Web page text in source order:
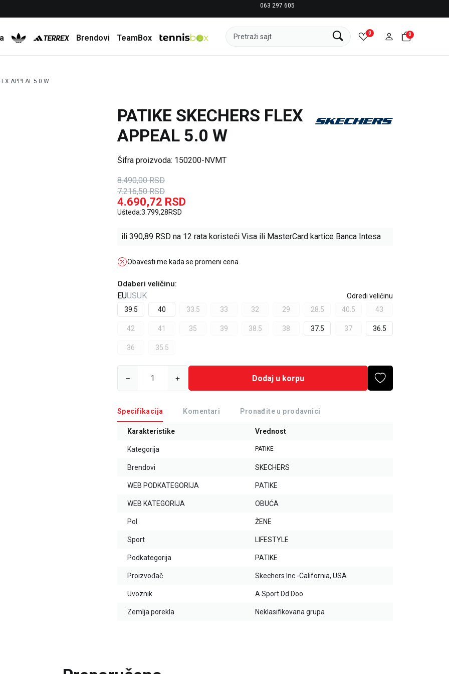
063 297 605
Brendovi TeamBox Pretraži sajt 0 0
APPEAL 5.0 W
PATIKE SKECHERS FLEX
APPEAL 5.0 W
Šifra proizvoda: 150200-NVMT
8.490,00 RSD
7.216,50 RSD
4.690,72 RSD
Ušteda:3.799,28RSD
ili 390,89 RSD na 12 rata koristeći Visa ili MasterCard kartice Banca Intesa
Obavesti me kada se promeni cena
Odaberi veličinu:
EUUSUK
Odredi veličinu
39.5
40 33.5 33 32 29 28.5 40.5 43
42 41 35 39 38.5 38 37.5 37 36.5
36 35.5
Dodaj u korpu
Specifikacija Komentari Pronađite u prodavnici
Karakteristike Vrednost
Kategorija PATIKE
Brendovi SKECHERS
WEB PODKATEGORIJA PATIKE
WEB KATEGORIJA OBUĆA
Pol ŽENE
Sport LIFESTYLE
Podkategorija PATIKE
Proizvođač Skechers Inc.-California, USA
Uvoznik A Sport Dd Doo
Zemlja porekla Neklasifikovana grupa